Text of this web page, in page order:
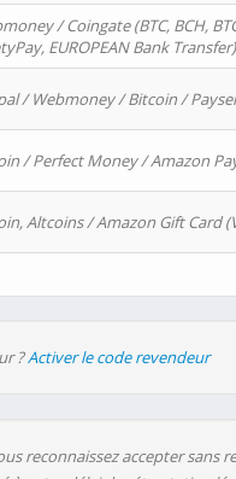
/ Coingate (BTC, BCH,
EUROPEAN Bank
/ Webmoney / Bitcoin /
/ Perfect Money / Amazon
Altcoins / Amazon Gift Card
?Activer le code revendeur
reconnaissez accepter